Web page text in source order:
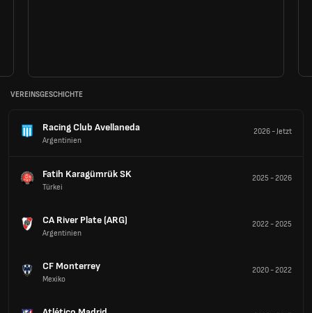
VEREINSGESCHICHTE
Racing Club Avellaneda
Argentinien
2026-Jetzt
Fatih Karagümrük SK
Türkei
2025 -2026
CA River Plate (ARG)
Argentinien
2022-2025
CF Monterrey
Mexiko
2020-2022